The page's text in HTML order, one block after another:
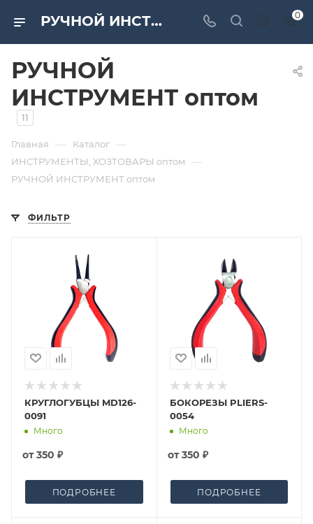
РУЧНОЙ ИНСТРУМЕНТ оптом по низким ценам от компании «САМИР-КИЛИТ» 0
РУЧНОЙ
ИНСТРУМЕНТ оптом
11
Главная — Каталог —
ИНСТРУМЕНТЫ, ХОЗТОВАРЫ оптом —
РУЧНОЙ ИНСТРУМЕНТ оптом
ФИЛЬТР
КРУГЛОГУБЦЫ MD126-
0091
Много
от350 ₽
ПОДРОБНЕЕ
БОКОРЕЗЫ PLIERS-
0054
Много
от350 ₽
ПОДРОБНЕЕ